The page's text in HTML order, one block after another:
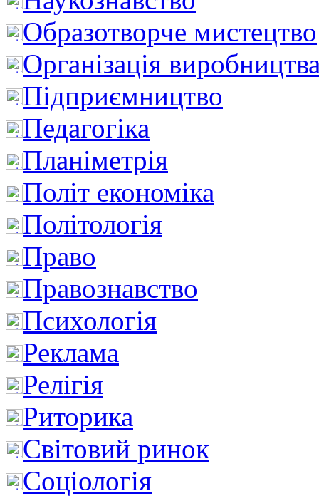
Образотворче мистецтво
Організація
Підприємництво
Педагогіка
Планіметрія
Політ економіка
Політологія
Право
Правознавство
Психологія
Реклама
Релігія
Риторика
Світовий ринок
Соціологія